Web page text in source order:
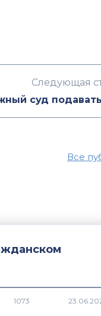
Следующая
суд
Все
1073